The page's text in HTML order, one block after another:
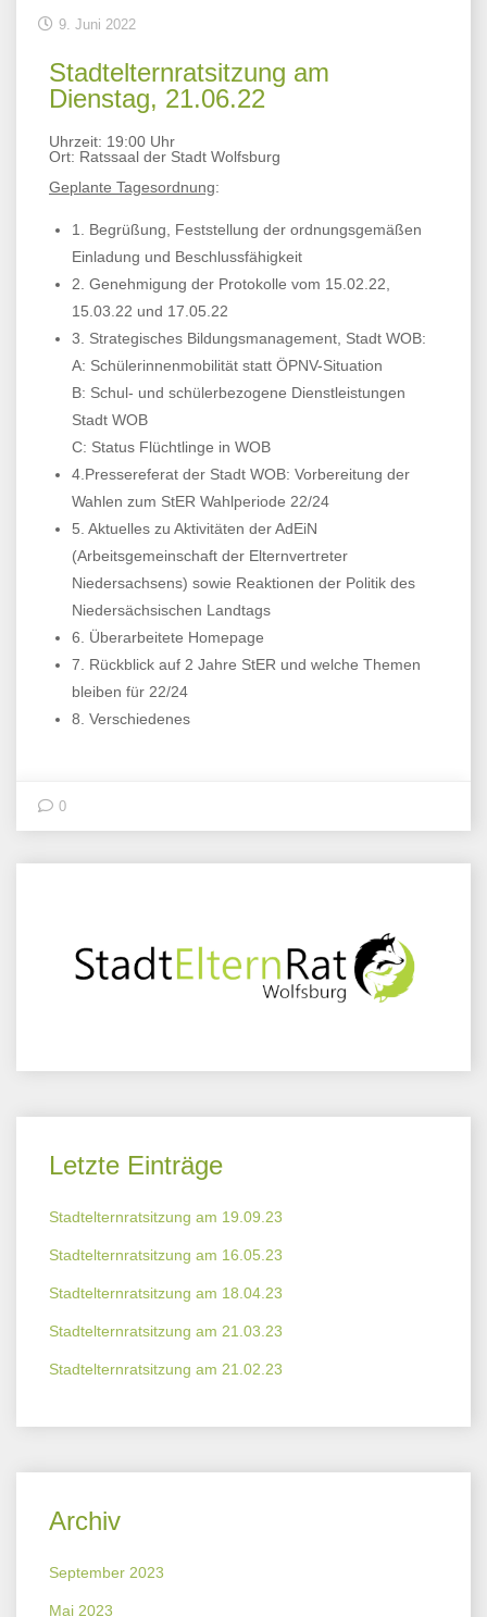
9. Juni 2022
Stadtelternratsitzung am
Dienstag, 21.06.22
Uhrzeit: 19:00 Uhr
Ort: Ratssaal der Stadt Wolfsburg
Geplante Tagesordnung:
1. Begrüßung, Feststellung der ordnungsgemäßen
Einladung und Beschlussfähigkeit
2. Genehmigung der Protokolle vom 15.02.22,
15.03.22 und 17.05.22
3. Strategisches Bildungsmanagement, Stadt WOB:
A: Schülerinnenmobilität statt ÖPNV-Situation
B: Schul- und schülerbezogene Dienstleistungen
Stadt WOB
C: Status Flüchtlinge in WOB
4.Pressereferat der Stadt WOB: Vorbereitung der
Wahlen zum StER Wahlperiode 22/24
5. Aktuelles zu Aktivitäten der AdEiN
(Arbeitsgemeinschaft der Elternvertreter
Niedersachsens) sowie Reaktionen der Politik des
Niedersächsischen Landtags
6. Überarbeitete Homepage
7. Rückblick auf 2 Jahre StER und welche Themen
bleiben für 22/24
8. Verschiedenes
0
Letzte Einträge
Stadtelternratsitzung am 19.09.23
Stadtelternratsitzung am 16.05.23
Stadtelternratsitzung am 18.04.23
Stadtelternratsitzung am 21.03.23
Stadtelternratsitzung am 21.02.23
Archiv
September 2023
Mai 2023